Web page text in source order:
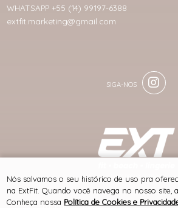
WHATSAPP +55 (14) 99197-6388
extfit.marketing@gmail.com
® TODOS DIREITOS RESERVADOS
Nós salvamos o seu histórico de uso pra
na ExtFit. Quando você navega no nosso site,
Conheça nossa Política de Cookies e